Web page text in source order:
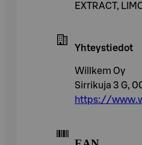
EXTRACT,
Yhteystiedot
Willkem Oy
Sirrikuja 3 G,
https://